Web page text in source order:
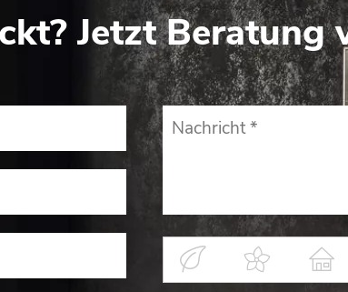
Jetzt Beratung